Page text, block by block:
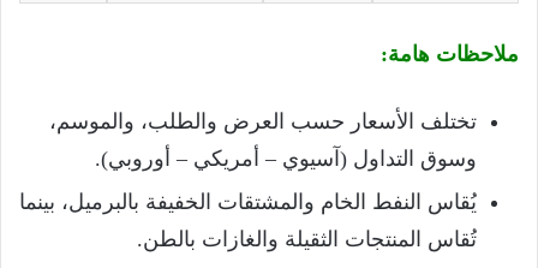
ملاحظات هامة:
تختلف الأسعار حسب العرض والطلب، والموسم،
وسوق التداول (آسيوي – أمريكي – أوروبي).
يُقاس النفط الخام والمشتقات الخفيفة بالبرميل، بينما
تُقاس المنتجات الثقيلة والغازات بالطن.